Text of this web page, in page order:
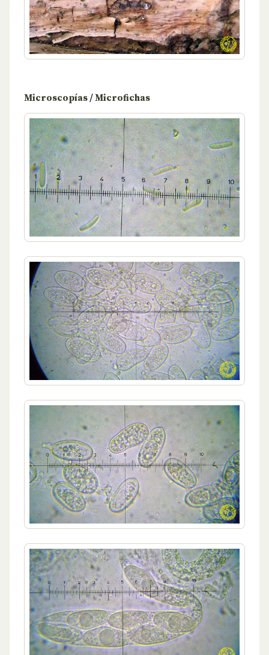
Microscopías / Microfichas